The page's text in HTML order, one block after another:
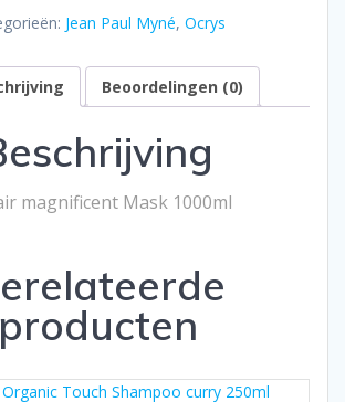
Jean Paul Myné, Ocrys
Beoordelingen (0)
magnificent Mask 1000ml
producten